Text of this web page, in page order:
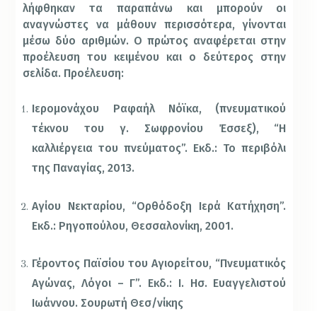
λήφθηκαν τα παραπάνω και μπορούν οι
αναγνώστες να μάθουν περισσότερα, γίνονται
μέσω δύο αριθμών. Ο πρώτος αναφέρεται στην
προέλευση του κειμένου και ο δεύτερος στην
σελίδα. Προέλευση:
Ιερομονάχου Ραφαήλ Νόϊκα, (πνευματικού
τέκνου του γ. Σωφρονίου Έσσεξ), “Η
καλλιέργεια του πνεύματος”. Εκδ.: Το περιβόλι
της Παναγίας, 2013.
Αγίου Νεκταρίου, “Ορθόδοξη Ιερά Κατήχηση”.
Εκδ.: Ρηγοπούλου, Θεσσαλονίκη, 2001.
Γέροντος Παϊσίου του Αγιορείτου, “Πνευματικός
Αγώνας, Λόγοι – Γ”. Εκδ.: Ι. Ησ. Ευαγγελιστού
Ιωάννου. Σουρωτή Θεσ/νίκης